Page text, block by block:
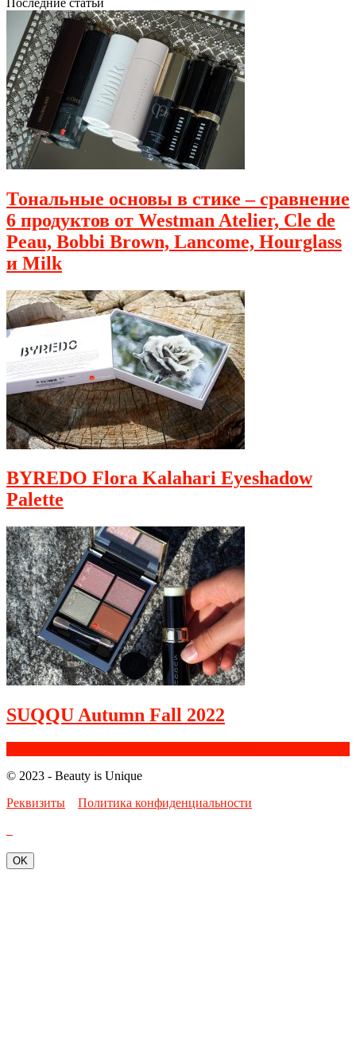
Тональные основы в стике – сравнение
6 продуктов от Westman Atelier, Cle de
Peau, Bobbi Brown, Lancome, Hourglass
и Milk
BYREDO Flora Kalahari Eyeshadow
Palette
SUQQU Autumn Fall 2022
© 2023 - Beauty is Unique
Реквизиты
Политика конфиденциальности
OK